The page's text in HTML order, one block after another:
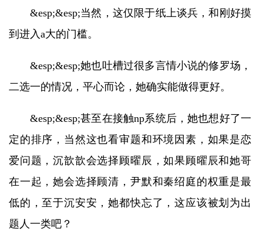
&esp;&esp;当然，这仅限于纸上谈兵，和刚好摸
到进入a大的门槛。
&esp;&esp;她也吐槽过很多言情小说的修罗场，
二选一的情况，平心而论，她确实能做得更好。
&esp;&esp;甚至在接触np系统后，她也想好了一
定的排序，当然这也看审题和环境因素，如果是恋
爱问题，沉歆歆会选择顾曜辰，如果顾曜辰和她哥
在一起，她会选择顾清，尹默和秦绍庭的权重是最
低的，至于沉安安，她都快忘了，这应该被划为出
题人一类吧？